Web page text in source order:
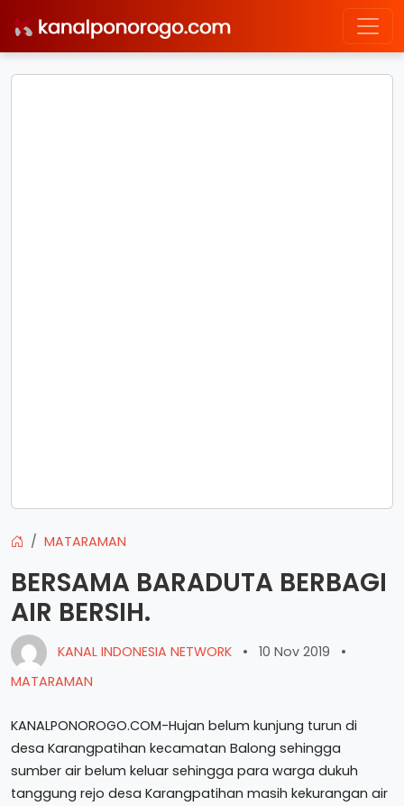
MATARAMAN
BERSAMA BARADUTA BERBAGI
AIR BERSIH.
KANAL INDONESIA NETWORK • 10 Nov 2019
•
MATARAMAN
KANALPONOROGO.COM-Hujan belum kunjung turun di
desa Karangpatihan kecamatan Balong sehingga
sumber air belum keluar sehingga para warga dukuh
tanggung rejo desa Karangpatihan masih kekurangan air